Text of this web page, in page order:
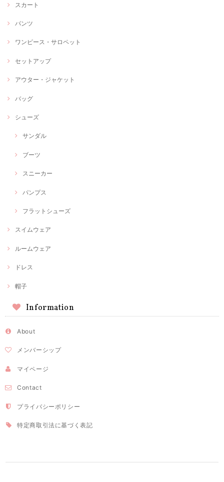
スカート
パンツ
ワンピース・サロペット
セットアップ
アウター・ジャケット
バッグ
シューズ
サンダル
ブーツ
スニーカー
パンプス
フラットシューズ
スイムウェア
ルームウェア
ドレス
帽子
Information
About
メンバーシップ
マイページ
Contact
プライバシーポリシー
特定商取引法に基づく表記